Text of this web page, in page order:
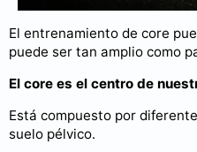
El entrenamiento de core
puede ser tan amplio como
El core es el centro de
Está compuesto por
suelo pélvico.